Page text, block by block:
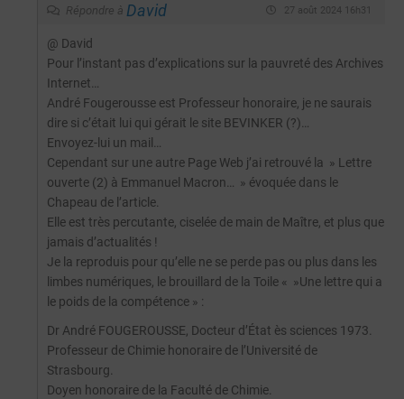
Répondre à David 27 août 2024 16h31
@ David
Pour l’instant pas d’explications sur la pauvreté des Archives
Internet…
André Fougerousse est Professeur honoraire, je ne saurais
dire si c’était lui qui gérait le site BEVINKER (?)…
Envoyez-lui un mail…
Cependant sur une autre Page Web j’ai retrouvé la » Lettre
ouverte (2) à Emmanuel Macron… » évoquée dans le
Chapeau de l’article.
Elle est très percutante, ciselée de main de Maître, et plus que
jamais d’actualités !
Je la reproduis pour qu’elle ne se perde pas ou plus dans les
limbes numériques, le brouillard de la Toile « »Une lettre qui a
le poids de la compétence » :
Dr André FOUGEROUSSE, Docteur d’État ès sciences 1973.
Professeur de Chimie honoraire de l’Université de
Strasbourg.
Doyen honoraire de la Faculté de Chimie.